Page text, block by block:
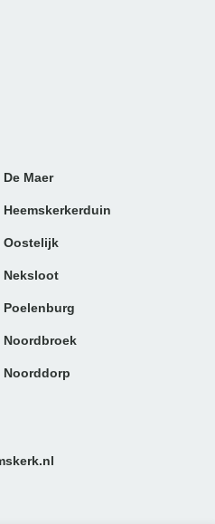
Maer
Oostelijk
Neksloot
Poelenburg
Noordbroek
Noorddorp